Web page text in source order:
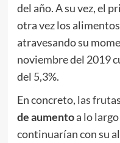
del año. A su vez, el
otra vez los
atravesando su
noviembre del 2019
del 5,3%.
En concreto, las
de aumentoa lo
continuarían con su